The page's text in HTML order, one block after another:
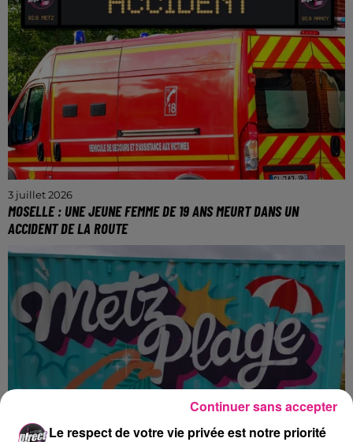
3 juillet 2026
MOSELLE : UNE JEUNE FEMME DE 19 ANS MEURT DANS UN
ACCIDENT DE LA ROUTE
Elle aurait perdu le contrôle de son véhicule entre
Algrange et Thionville.
Le respect de votre vie privée est notre priorité
Continuer sans accepter